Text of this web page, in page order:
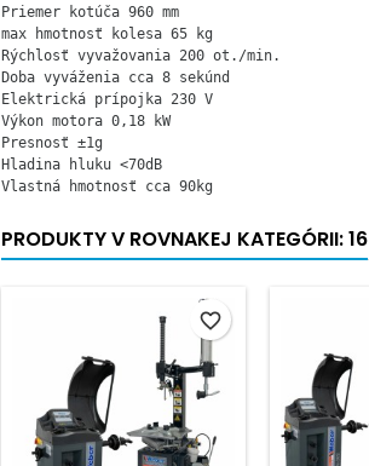
Priemer kotúča 960 mm
max hmotnosť kolesa 65 kg
Rýchlosť vyvažovania 200 ot./min.
Doba vyváženia cca 8 sekúnd
Elektrická prípojka 230 V
Výkon motora 0,18 kW
Presnosť ±1g
Hladina hluku <70dB
Vlastná hmotnosť cca 90kg
PRODUKTY V ROVNAKEJ KATEGÓRII: 16
favorite_border